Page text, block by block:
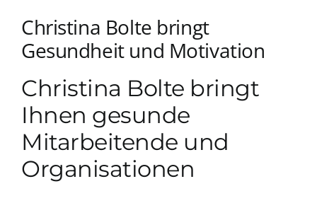
Christina Bolte bringt
Gesundheit und Motivation
Christina Bolte bringt
Ihnen gesunde
Mitarbeitende und
Organisationen